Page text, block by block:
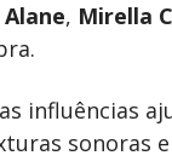
Alane, Mirella
influências
sonoras